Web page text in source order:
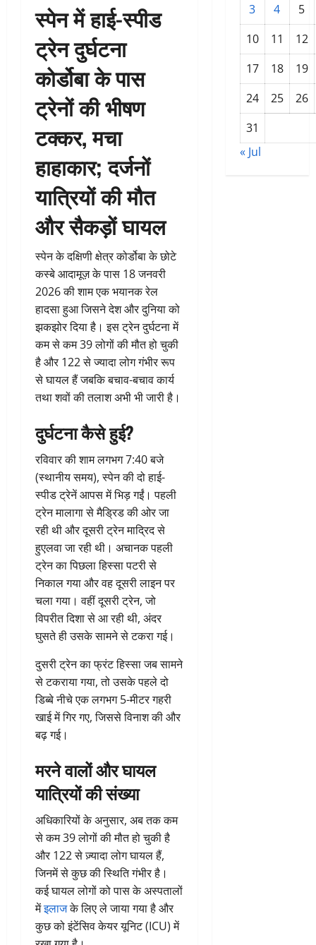
स्पेन में हाई-स्पीड
ट्रेन दुर्घटना
कोर्डोबा के पास
ट्रेनों की भीषण
टक्कर, मचा
हाहाकार; दर्जनों
यात्रियों की मौत
और सैकड़ों घायल
स्पेन के दक्षिणी क्षेत्र कोर्डोबा के छोटे
कस्बे आदामूज़ के पास 18 जनवरी
2026 की शाम एक भयानक रेल
हादसा हुआ जिसने देश और दुनिया को
झकझोर दिया है। इस ट्रेन दुर्घटना में
कम से कम 39 लोगों की मौत हो चुकी
है और 122 से ज्यादा लोग गंभीर रूप
से घायल हैं जबकि बचाव-बचाव कार्य
तथा शवों की तलाश अभी भी जारी है।
दुर्घटना कैसे हुई?
रविवार की शाम लगभग 7:40 बजे
(स्थानीय समय), स्पेन की दो हाई-
स्पीड ट्रेनें आपस में भिड़ गईं। पहली
ट्रेन मालागा से मैड्रिड की ओर जा
रही थी और दूसरी ट्रेन माद्रिद से
हुएलवा जा रही थी। अचानक पहली
ट्रेन का पिछला हिस्सा पटरी से
निकाल गया और वह दूसरी लाइन पर
चला गया। वहीं दूसरी ट्रेन, जो
विपरीत दिशा से आ रही थी, अंदर
घुसते ही उसके सामने से टकरा गई।
दुसरी ट्रेन का फ्रंट हिस्सा जब सामने
से टकराया गया, तो उसके पहले दो
डिब्बे नीचे एक लगभग 5-मीटर गहरी
खाई में गिर गए, जिससे विनाश की और
बढ़ गई।
मरने वालों और घायल
यात्रियों की संख्या
अधिकारियों के अनुसार, अब तक कम
से कम 39 लोगों की मौत हो चुकी है
और 122 से ज़्यादा लोग घायल हैं,
जिनमें से कुछ की स्थिति गंभीर है।
कई घायल लोगों को पास के अस्पतालों
मेंइलाजके लिए ले जाया गया है और
कुछ को इंटेंसिव केयर यूनिट (ICU) में
3 4
5
10
11
12
17
18
19
24
25
26
31
« Jul